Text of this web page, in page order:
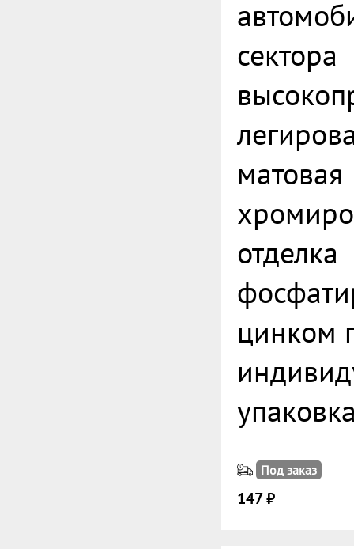
сектора
матовая
отделка
цинком
Под заказ
147 ₽